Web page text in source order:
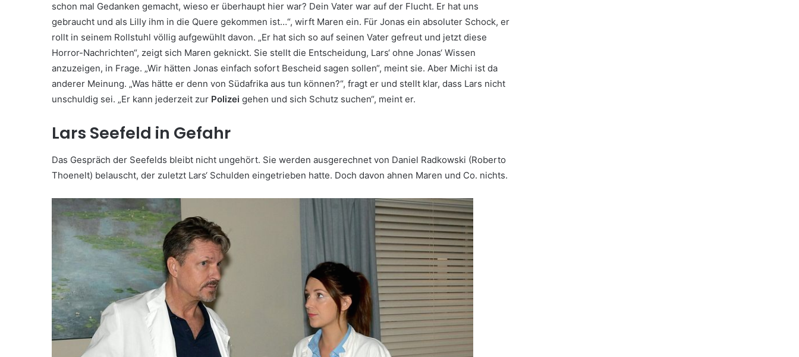
schon mal Gedanken gemacht, wieso er überhaupt hier war? Dein Vater war auf der Flucht. Er hat uns
gebraucht und als Lilly ihm in die Quere gekommen ist…“, wirft Maren ein. Für Jonas ein absoluter Schock, er
rollt in seinem Rollstuhl völlig aufgewühlt davon. „Er hat sich so auf seinen Vater gefreut und jetzt diese
Horror-Nachrichten“, zeigt sich Maren geknickt. Sie stellt die Entscheidung, Lars‘ ohne Jonas‘ Wissen
anzuzeigen, in Frage. „Wir hätten Jonas einfach sofort Bescheid sagen sollen“, meint sie. Aber Michi ist da
anderer Meinung. „Was hätte er denn von Südafrika aus tun können?“, fragt er und stellt klar, dass Lars nicht
unschuldig sei. „Er kann jederzeit zur Polizei gehen und sich Schutz suchen“, meint er.
Lars Seefeld in Gefahr
Das Gespräch der Seefelds bleibt nicht ungehört. Sie werden ausgerechnet von Daniel Radkowski (Roberto
Thoenelt) belauscht, der zuletzt Lars‘ Schulden eingetrieben hatte. Doch davon ahnen Maren und Co. nichts.